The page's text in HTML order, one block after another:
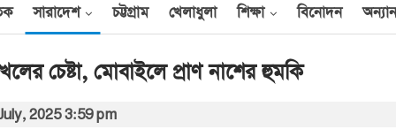
সারাদেশ চট্টগ্রাম খেলাধুলা শিক্ষা বিনোদন
চেষ্টা, মোবাইলে প্রাণ নাশের হুমকি
2025 3:59 pm
আন্তর্জাতিক